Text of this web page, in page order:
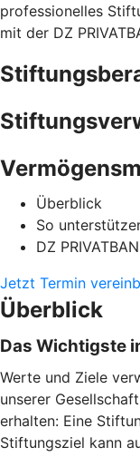
professionelles
mit der DZ
Überblick
So
DZ
Jetzt Termin
Überblick
Das Wichtigste
Werte und Ziele
unserer
erhalten: Eine
Stiftungsziel kann